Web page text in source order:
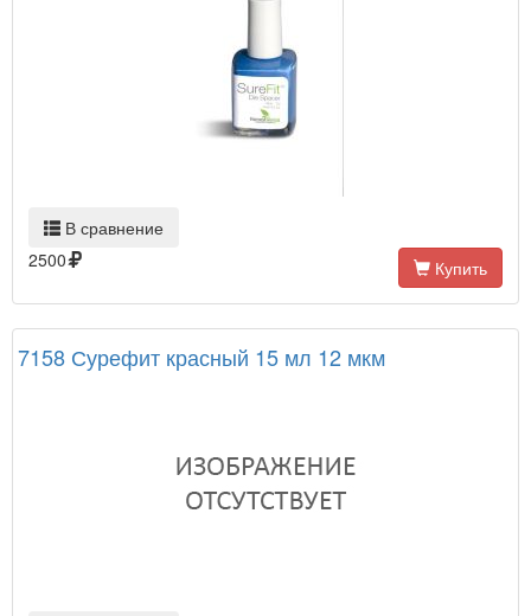
В сравнение
2500
Купить
7158 Сурефит красный 15 мл 12 мкм